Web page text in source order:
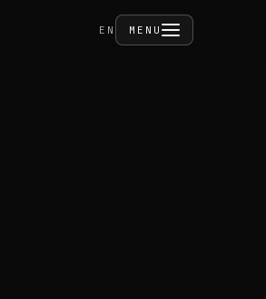
EN MENU